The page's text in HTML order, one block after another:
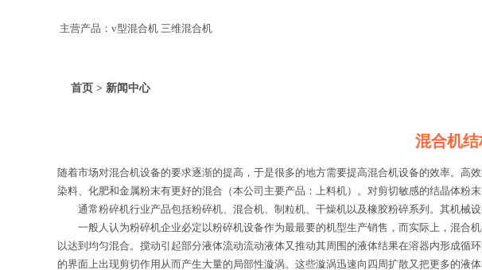
主营产品：v型混合机 三维混合机
首页 > 新闻中心
混合机
随着市场对混合机设备的要求逐渐的提高，于是很多的地方需要提高混合机设备的效率。高
染料、化肥和金属粉末有更好的混合（本公司主要产品：上料机）。对剪切敏感的结晶体粉
通常粉碎机行业产品包括粉碎机、混合机、制粒机、干燥机以及橡胶粉碎系列。其机械设
一般人认为粉碎机企业必定以粉碎机设备作为最最要的机型生产销售，而实际上，混合
以达到均匀混合。搅动引起部分液体流动流动液体又推动其周围的液体结果在溶器内形成
的界面上出现剪切作用从而产生大量的局部性漩涡。这些漩涡迅速向四周扩散又把更多的液